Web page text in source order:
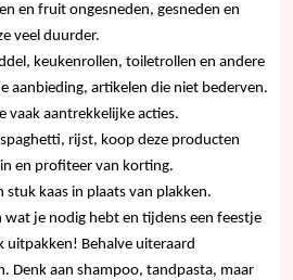
en fruit ongesneden, gesneden en
veel duurder.
keukenrollen, toiletrollen en andere
aanbieding, artikelen die niet bederven.
vaak aantrekkelijke acties.
rijst, koop deze producten
en profiteer van korting.
stuk kaas in plaats van plakken.
wat je nodig hebt en tijdens een feestje
uitpakken! Behalve uiteraard
Denk aan shampoo, tandpasta, maar